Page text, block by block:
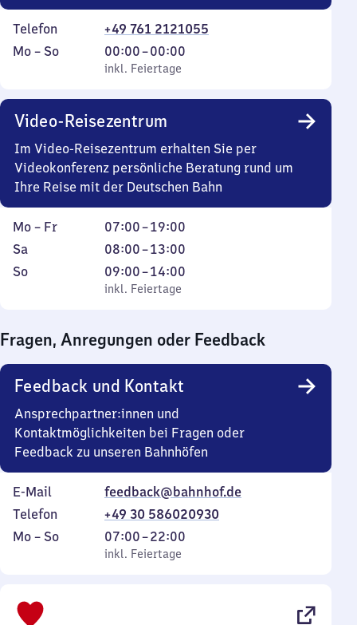
Telefon
+49 761 2121055
Montag
Mo – So,
inkl. Feiertage
00:00–00:00
Von
0
0
Uhr
inkl. Feiertage
Video-Reisezentrum
Im Video-Reisezentrum erhalten Sie per
Videokonferenz persönliche Beratung rund um
Ihre Reise mit der Deutschen Bahn
Montag
bis
Freitag
Mo – Fr 07:00–19:00
Von
7
Uhr
bis
Samstag
Sa 08:00–13:00
Von
8
Uhr
Uhr
Sonntag
So,
inkl. Feiertage
09:00–14:00
Von
9
14
Uhr
inkl. Feiertage
Fragen, Anregungen oder Feedback
Feedback und Kontakt
Ansprechpartner:innen und
Kontaktmöglichkeiten bei Fragen oder
Feedback zu unseren Bahnhöfen
E-Mail
feedback@bahnhof.de
Telefon
+49 30 586020930
Montag
Mo – So,
inkl. Feiertage
07:00–22:00
Von
7
inkl. Feiertage